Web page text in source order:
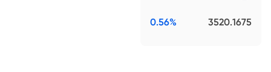
3520.1675
0.56%